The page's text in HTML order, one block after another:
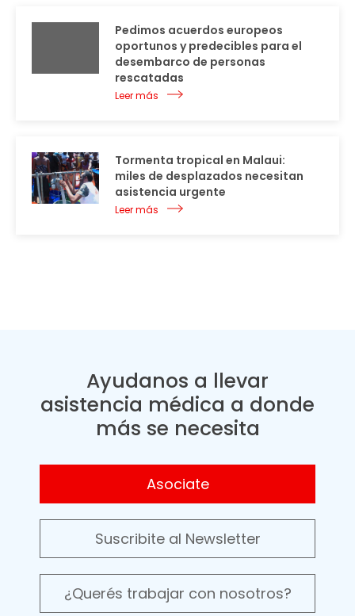
Pedimos acuerdos europeos
oportunos y predecibles para el
desembarco de personas
rescatadas
Leer más
Tormenta tropical en Malaui:
miles de desplazados necesitan
asistencia urgente
Leer más
Ayudanos a llevar
asistencia médica a donde
más se necesita
Asociate
Suscribite al Newsletter
¿Querés trabajar con nosotros?